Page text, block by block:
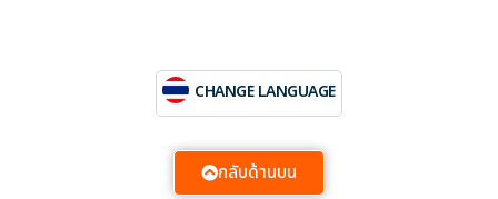
CHANGE LANGUAGE
กลับด้านบน